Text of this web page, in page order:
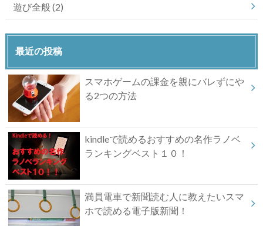
遊び全般(2)
最近の投稿
スマホゲームの課金を親にバレずにや
る2つの方法
kindleで読めるおすすめの名作ラノベ
ランキングベスト１０！
満員電車で新聞読む人に教えたいスマ
ホで読める電子版新聞！